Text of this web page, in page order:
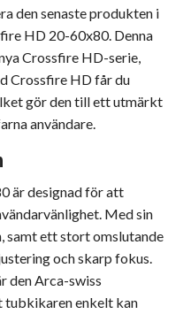
den senaste produkten i
HD 20-60x80. Denna
Crossfire HD-serie,
Crossfire HD får du
gör den till ett utmärkt
användare.
är designad för att
Med sin
samt ett stort omslutande
och skarp fokus.
den Arca-swiss
tubkikaren enkelt kan